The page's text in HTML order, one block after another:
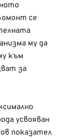
се
му да
към
за
усвояван
показател